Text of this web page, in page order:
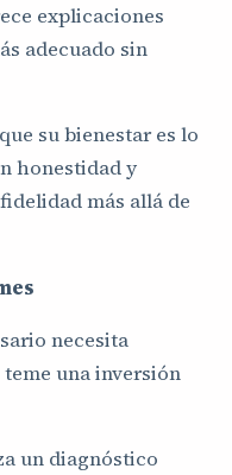
explicaciones
adecuado sin
su bienestar es lo
honestidad y
más allá de
necesita
una inversión
un diagnóstico